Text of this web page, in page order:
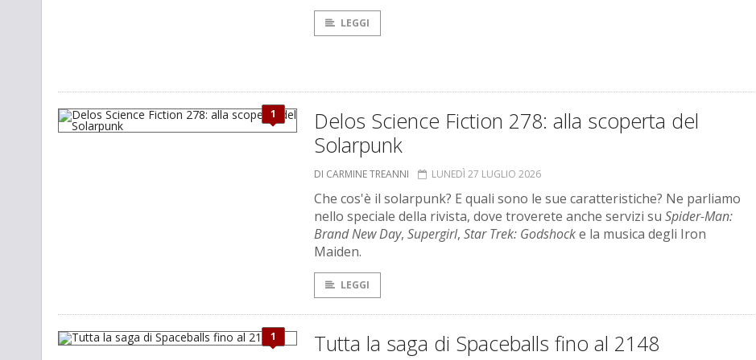
LEGGI
1
Delos Science Fiction 278: alla scoperta del
Solarpunk
DI CARMINE TREANNI LUNEDÌ 27 LUGLIO 2026
Che cos'è il solarpunk? E quali sono le sue caratteristiche? Ne parliamo
nello speciale della rivista, dove troverete anche servizi su Spider-Man:
Brand New Day, Supergirl, Star Trek: Godshocke la musica degli Iron
Maiden.
LEGGI
1 Tutta la saga di Spaceballs fino al 2148